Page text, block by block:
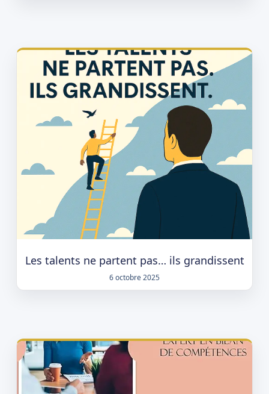
Les talents ne partent pas… ils grandissent
6 octobre 2025